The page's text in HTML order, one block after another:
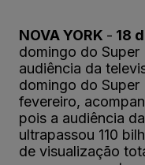
NOVA YORK - 18
domingo do
audiência da
domingo do
fevereiro,
pois a audiência
ultrapassou 110
de visualização